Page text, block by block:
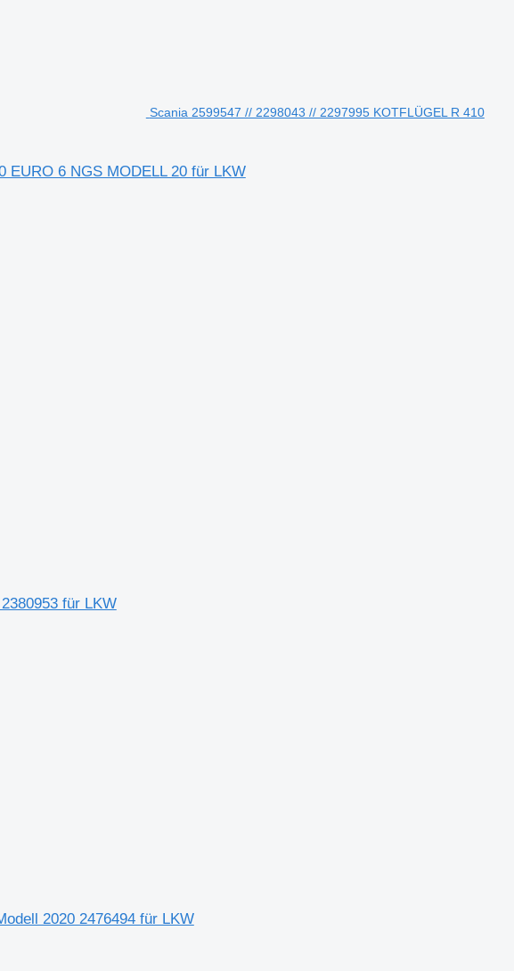
Scania 2599547 // 2298043 // 2297995 KOTFLÜGEL R 410
EURO 6 NGS MODELL 20 für LKW
für LKW
2020 2476494 für LKW